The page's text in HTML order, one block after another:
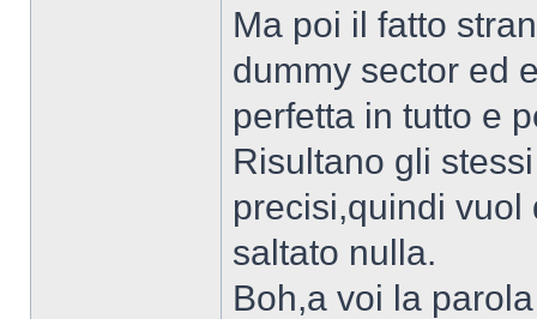
Ma poi il fatto
dummy sector ed
perfetta in tutto e
Risultano gli
precisi,quindi vuol
saltato nulla.
Boh,a voi la